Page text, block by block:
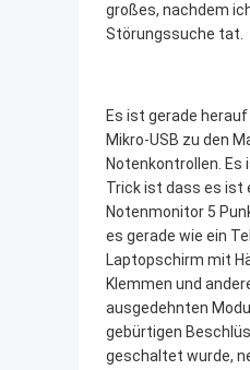
großes, nachdem
Störungssuche tat.
Es ist gerade
Mikro-USB zu den
Notenkontrollen.
Trick ist dass es ist
Notenmonitor 5
es gerade wie ein
Laptopschirm mit
Klemmen und
ausgedehnten
gebürtigen
geschaltet wurde,